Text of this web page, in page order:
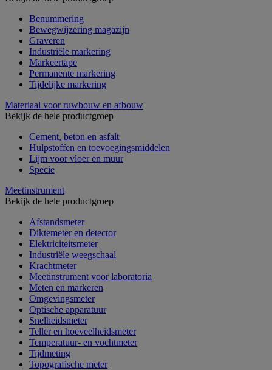
Benummering
Bewegwijzering magazijn
Graveren
Industriële markering
Markeertape
Permanente markering
Tijdelijke markering
Materiaal voor ruwbouw en afbouw
Bekijk de hele productgroep
Cement, beton en asfalt
Hulpstoffen en toevoegingsmiddelen
Lijm voor vloer en muur
Specie
Meetinstrument
Bekijk de hele productgroep
Afstandsmeter
Diktemeter en detector
Elektriciteitsmeter
Industriële weegschaal
Krachtmeter
Meetinstrument voor laboratoria
Meten en markeren
Omgevingsmeter
Optische apparatuur
Snelheidsmeter
Teller en hoeveelheidsmeter
Temperatuur- en vochtmeter
Tijdmeting
Topografische meter